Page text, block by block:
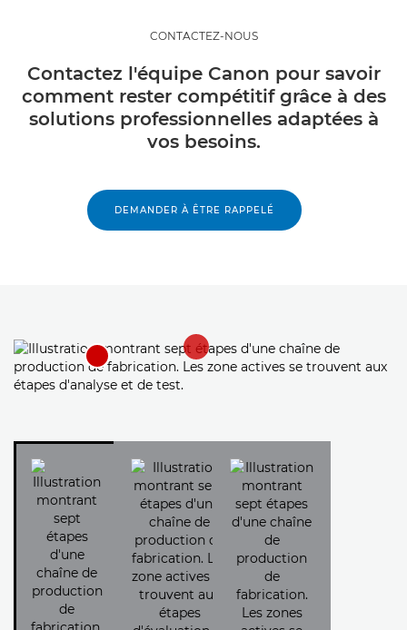
CONTACTEZ-NOUS
Contactez l'équipe Canon pour savoir
comment rester compétitif grâce à des
solutions professionnelles adaptées à
vos besoins.
DEMANDER À ÊTRE RAPPELÉ